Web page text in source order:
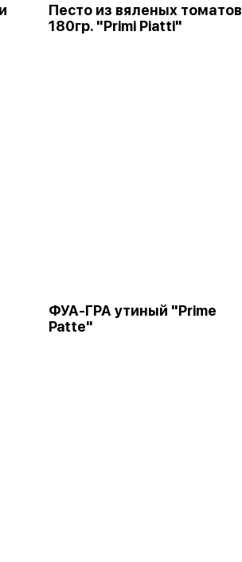
Песто из вяленых томатов
180гр. "Primi Piatti"
ФУА-ГРА утиный "Prime
Patte"